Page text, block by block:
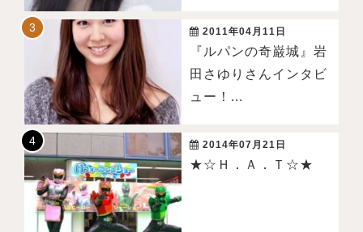
2011年04月11日
『ルパンの奇巌城』岩
田さゆりさんインタビ
ュー！...
2014年07月21日
★☆Ｈ．Ａ．Ｔ☆★